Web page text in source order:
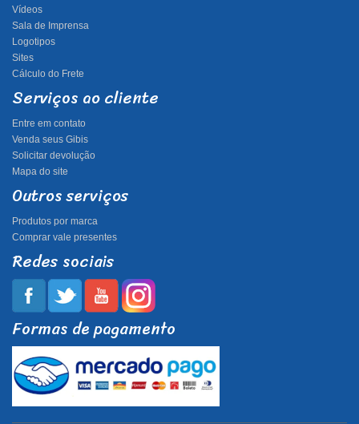
Vídeos
Sala de Imprensa
Logotipos
Sites
Cálculo do Frete
Serviços ao cliente
Entre em contato
Venda seus Gibis
Solicitar devolução
Mapa do site
Outros serviços
Produtos por marca
Comprar vale presentes
Redes sociais
Formas de pagamento